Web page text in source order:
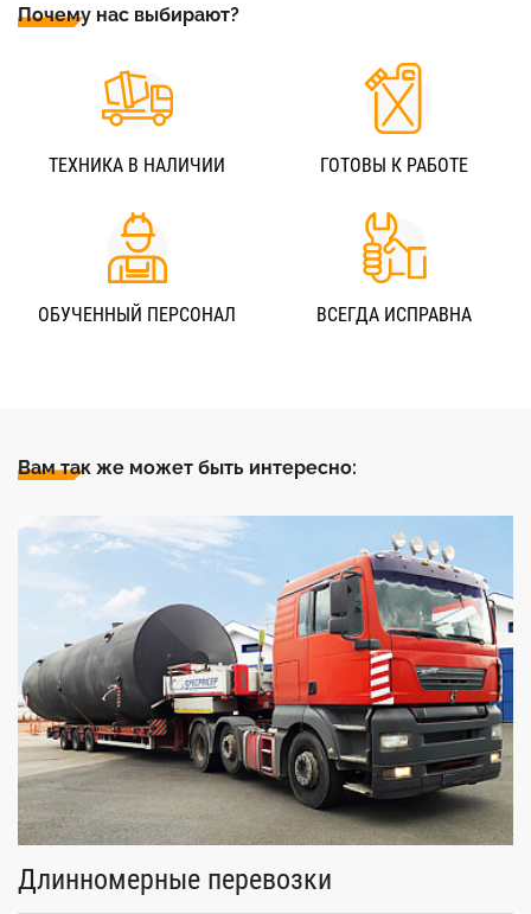
Почему нас выбирают?
ТЕХНИКА В НАЛИЧИИ ГОТОВЫ К РАБОТЕ
ОБУЧЕННЫЙ ПЕРСОНАЛ ВСЕГДА ИСПРАВНА
Вам так же может быть интересно:
Длинномерные перевозки